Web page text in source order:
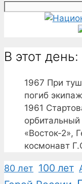
В этот день:
1967 При
погиб
1961
«Восток-2»,
космонавт
80 лет 100 лет